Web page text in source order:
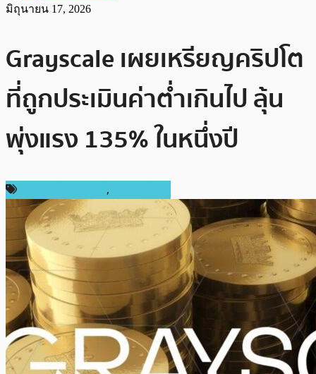
มิถุนายน 17, 2026
Grayscale เผยเหรียญคริปโต
ที่ถูกประเมินค่าต่ำเกินไป ลุ้น
พุ่งแรง 135% ในหนึ่งปี
,